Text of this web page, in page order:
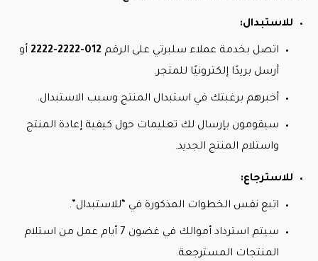
للاستبدال:
اتصل بخدمة عملاء سلبرتي على الرقم 012-2222-2222
أو
أرسل بريدًا إلكترونيًا للمتجر.
أخبرهم برغبتك في استبدال المنتج وسبب الاستبدال.
سيقومون بإرسال لك تعليمات حول كيفية إعادة المنتج
واستلام المنتج الجديد.
للاسترجاع:
اتبع نفس الخطوات المذكورة في “للاستبدال”.
سيتم استرداد أموالك في غضون 7 أيام عمل من استلام
المنتجات المسترجعة.